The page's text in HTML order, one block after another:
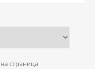
на страница